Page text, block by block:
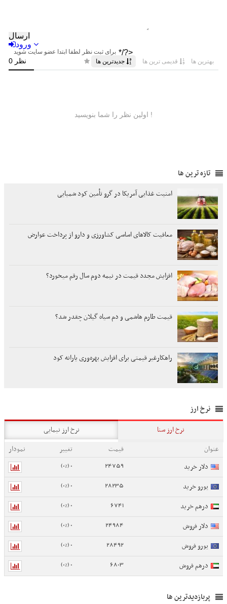
تازه ترین ها
امنیت غذایی آمریکا در گرو تأمین کود شمیایی
معافیت کالاهای اساسی کشاورزی و دارو از پرداخت عوارض
افزایش مجدد قیمت در نیمه دوم سال رقم میخورد؟
قیمت طارم هاشمی و دم سیاه گیلان چقدر شد؟
راهکارغیر قیمتی برای افزایش بهره‌وری یارانه کود
نرخ ارز
نرخ ارز سنا
نرخ ارز نیمایی
عنوان
قیمت تغییر
نمودار
دلار خرید
24759
0 (0%)
یورو خرید 28235
0 (0%)
درهم خرید 6741
0 (0%)
دلار فروش 24984
0 (0%)
یورو فروش 28492
0 (0%)
درهم فروش 6803
0 (0%)
پربازدیدترین ها